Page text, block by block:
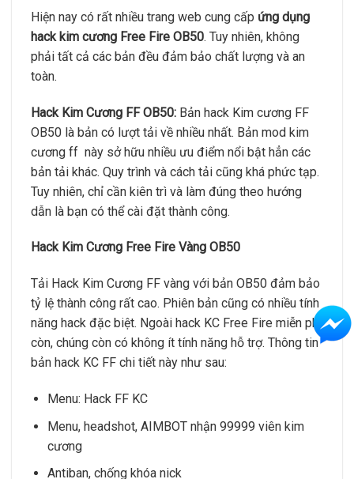
Hiện nay có rất nhiều trang web cung cấp ứng dụng
hack kim cương Free Fire OB50. Tuy nhiên, không
phải tất cả các bản đều đảm bảo chất lượng và an
toàn.
Hack Kim Cương FF OB50: Bản hack Kim cương FF
OB50 là bản có lượt tải về nhiều nhất. Bản mod kim
cương ff này sở hữu nhiều ưu điểm nổi bật hẳn các
bản tải khác. Quy trình và cách tải cũng khá phức tạp.
Tuy nhiên, chỉ cần kiên trì và làm đúng theo hướng
dẫn là bạn có thể cài đặt thành công.
Hack Kim Cương Free Fire Vàng OB50
Tải Hack Kim Cương FF vàng với bản OB50 đảm bảo
tỷ lệ thành công rất cao. Phiên bản cũng có nhiều tính
năng hack đặc biệt. Ngoài hack KC Free Fire miễn phí
còn, chúng còn có không ít tính năng hỗ trợ. Thông tin
bản hack KC FF chi tiết này như sau:
Menu: Hack FF KC
Menu, headshot, AIMBOT nhận 99999 viên kim
cương
Antiban, chống khóa nick